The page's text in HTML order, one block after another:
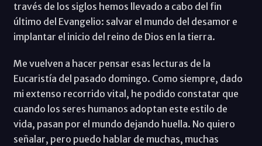
través de los siglos hemos llevado a cabo del fin
último del Evangelio: salvar el mundo del desamor e
implantar el inicio del reino de Dios en la tierra.
Me vuelven a hacer pensar esas lecturas de la
Eucaristía del pasado domingo. Como siempre, dado
mi extenso recorrido vital, he podido constatar que
cuando los seres humanos adoptan este estilo de
vida, pasan por el mundo dejando huella. No quiero
señalar, pero puedo hablar de muchas, muchas